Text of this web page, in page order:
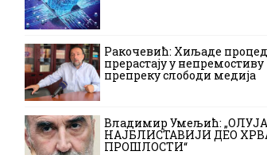
Ракочевић: Хиљаде
прерастају у непремостиву
препреку слободи медија
Владимир Умељић:
НАЈБЛИСТАВИЈИ ДЕО
ПРОШЛОСТИ“